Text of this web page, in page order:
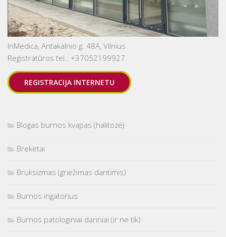
InMedica, Antakalnio g. 48A, Vilnius
Registratūros tel.: +37052199927
REGISTRACIJA INTERNETU
Blogas burnos kvapas (halitozė)
Breketai
Bruksizmas (griežimas dantimis)
Burnos irigatorius
Burnos patologiniai dariniai (ir ne tik)